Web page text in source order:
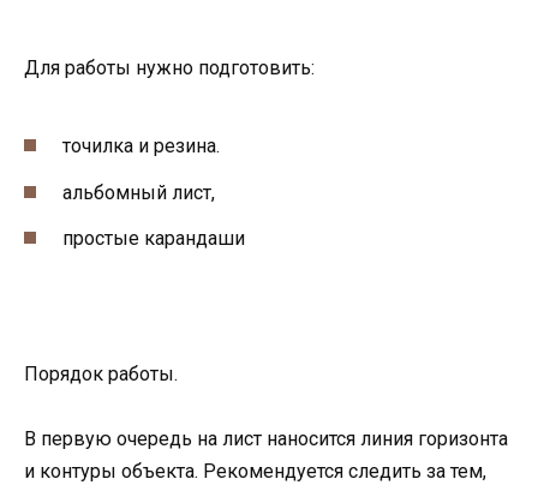
Для работы нужно подготовить:
точилка и резина.
альбомный лист,
простые карандаши
Порядок работы.
В первую очередь на лист наносится линия горизонта
и контуры объекта. Рекомендуется следить за тем,